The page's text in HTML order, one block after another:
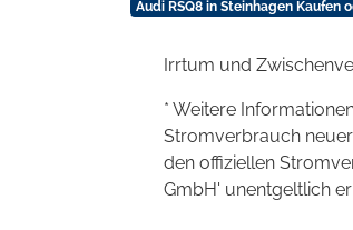
Audi RSQ8 in Steinhagen Kaufen
Irrtum und
* Weitere
Stromverbrauch
den offiziellen
GmbH' unentgeltlich